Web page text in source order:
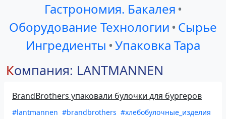
Гастрономия. Бакалея •
Оборудование Технологии • Сырье
Ингредиенты •Упаковка Тара
Компания: LANTMANNEN
BrandBrothers упаковали булочки для бургеров
#lantmannen #brandbrothers #хлебобулочные_изделия